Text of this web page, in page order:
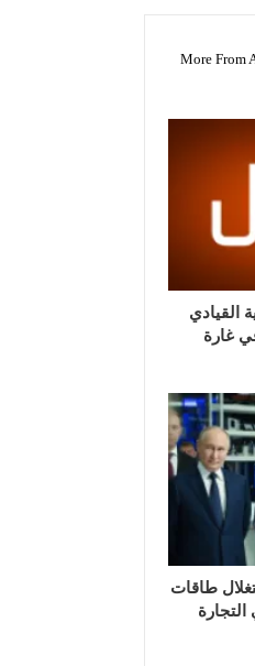
More From
القيادي
غارة
طاقات